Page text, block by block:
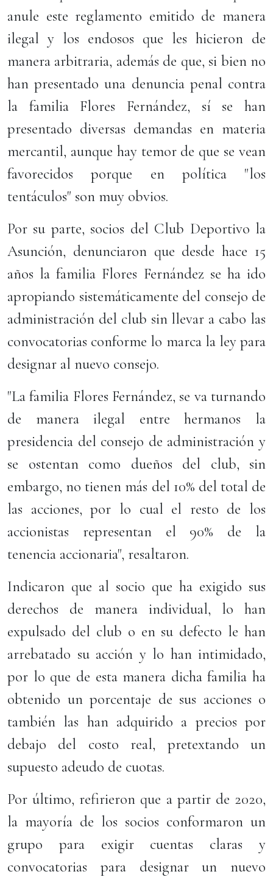
anule este reglamento emitido de manera
ilegal y los endosos que les hicieron de
manera arbitraria, además de que, si bien no
han presentado una denuncia penal contra
la familia Flores Fernández, sí se han
presentado diversas demandas en materia
mercantil, aunque hay temor de que se vean
favorecidos porque en política "los
tentáculos" son muy obvios.
Por su parte, socios del Club Deportivo la
Asunción, denunciaron que desde hace 15
años la familia Flores Fernández se ha ido
apropiando sistemáticamente del consejo de
administración del club sin llevar a cabo las
convocatorias conforme lo marca la ley para
designar al nuevo consejo.
"La familia Flores Fernández, se va turnando
de manera ilegal entre hermanos la
presidencia del consejo de administración y
se ostentan como dueños del club, sin
embargo, no tienen más del 10% del total de
las acciones, por lo cual el resto de los
accionistas representan el 90% de la
tenencia accionaria", resaltaron.
Indicaron que al socio que ha exigido sus
derechos de manera individual, lo han
expulsado del club o en su defecto le han
arrebatado su acción y lo han intimidado,
por lo que de esta manera dicha familia ha
obtenido un porcentaje de sus acciones o
también las han adquirido a precios por
debajo del costo real, pretextando un
supuesto adeudo de cuotas.
Por último, refirieron que a partir de 2020,
la mayoría de los socios conformaron un
grupo para exigir cuentas claras y
convocatorias para designar un nuevo